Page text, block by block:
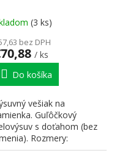
(3 ks)
bez DPH
/ ks
Do košíka
vešiak na
Guľôčkový
s doťahom (bez
Rozmery:
mm. Farba: